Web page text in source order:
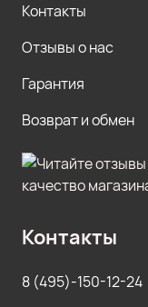
Контакты
Отзывы о нас
Гарантия
Возврат и обмен
Контакты
8 (495)-150-12-24